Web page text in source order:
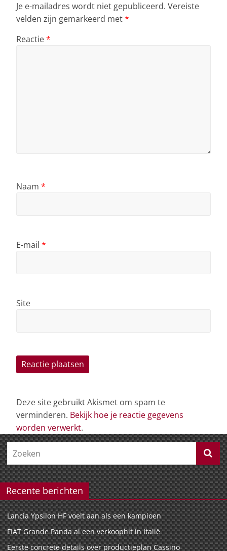
Je e-mailadres wordt niet gepubliceerd. Vereiste
velden zijn gemarkeerd met*
Reactie*
Naam *
E-mail *
Site
Deze site gebruikt Akismet om spam te
verminderen. Bekijk hoe je reactie gegevens
worden verwerkt.
Recente berichten
Lancia Ypsilon HF voelt aan als een kampioen
FIAT Grande Panda al een verkoophit in Italië
Eerste concrete details over productieplan Cassino